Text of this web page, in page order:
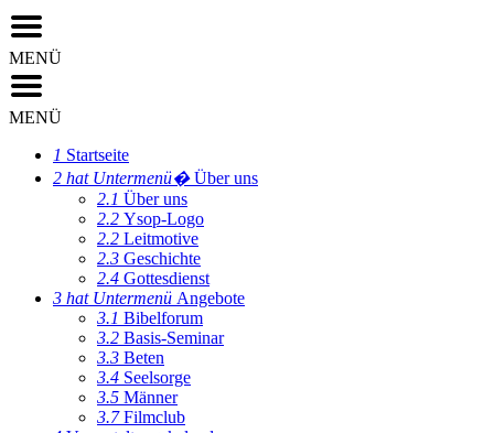
MENÜ
MENÜ
1 Startseite
2 hat Untermenü� Über uns
2.1 Über uns
2.2 Ysop-Logo
2.2 Leitmotive
2.3 Geschichte
2.4 Gottesdienst
3 hat Untermenü Angebote
3.1 Bibelforum
3.2 Basis-Seminar
3.3 Beten
3.4 Seelsorge
3.5 Männer
3.7Filmclub